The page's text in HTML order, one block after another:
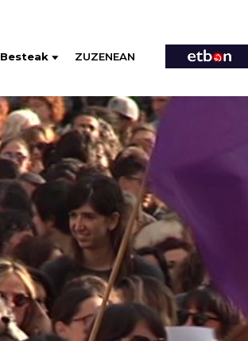
Besteak ZUZENEAN